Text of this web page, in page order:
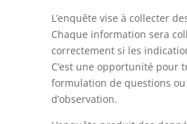
L’enquête vise à collecter
Chaque information sera
correctement si les
C’est une opportunité pour
formulation de questions
d’observation.